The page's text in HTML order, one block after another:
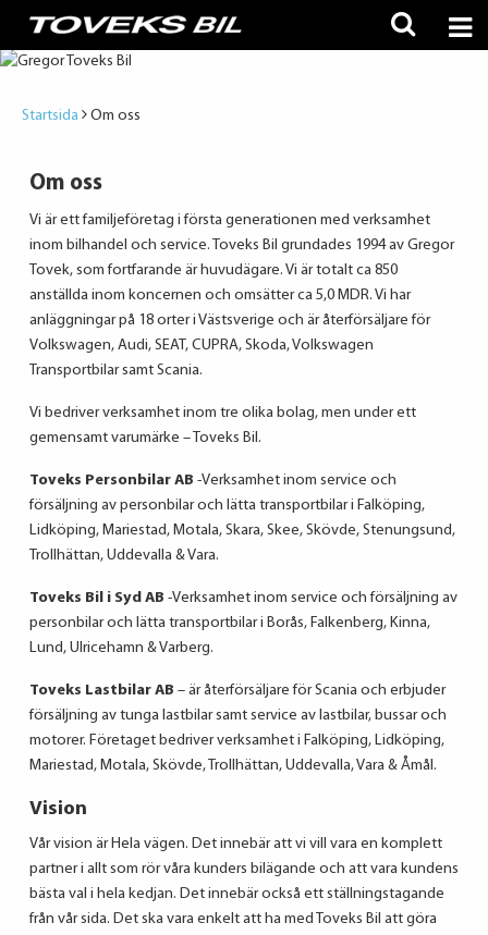
Startsida Om oss
Om oss
Vi är ett familjeföretag i första generationen med verksamhet
inom bilhandel och service. Toveks Bil grundades 1994 av Gregor
Tovek, som fortfarande är huvudägare. Vi är totalt ca 850
anställda inom koncernen och omsätter ca 5,0 MDR. Vi har
anläggningar på 18 orter i Västsverige och är återförsäljare för
Volkswagen, Audi, SEAT, CUPRA, Skoda, Volkswagen
Transportbilar samt Scania.
Vi bedriver verksamhet inom tre olika bolag, men under ett
gemensamt varumärke – Toveks Bil.
Toveks Personbilar AB -Verksamhet inom service och
försäljning av personbilar och lätta transportbilar i Falköping,
Lidköping, Mariestad, Motala, Skara, Skee, Skövde, Stenungsund,
Trollhättan, Uddevalla & Vara.
Toveks Bil i Syd AB -Verksamhet inom service och försäljning av
personbilar och lätta trans­portbilar i Borås, Falkenberg, Kinna,
Lund, Ulricehamn & Varberg.
Toveks Lastbilar AB – är återförsäljare för Scania och erbjuder
försäljning av tunga lastbilar samt service av lastbilar, bussar och
motorer. Företaget bedriver verksamhet i Falköping, Lidköping,
Mariestad, Motala, Skövde, Trollhättan, Uddevalla, Vara & Åmål.
Vision
Vår vision är Hela vägen. Det innebär att vi vill vara en komplett
partner i allt som rör våra kunders bilägande och att vara kundens
bästa val i hela kedjan. Det innebär också ett ställn­ingstagande
från vår sida. Det ska vara enkelt att ha med Toveks Bil att göra